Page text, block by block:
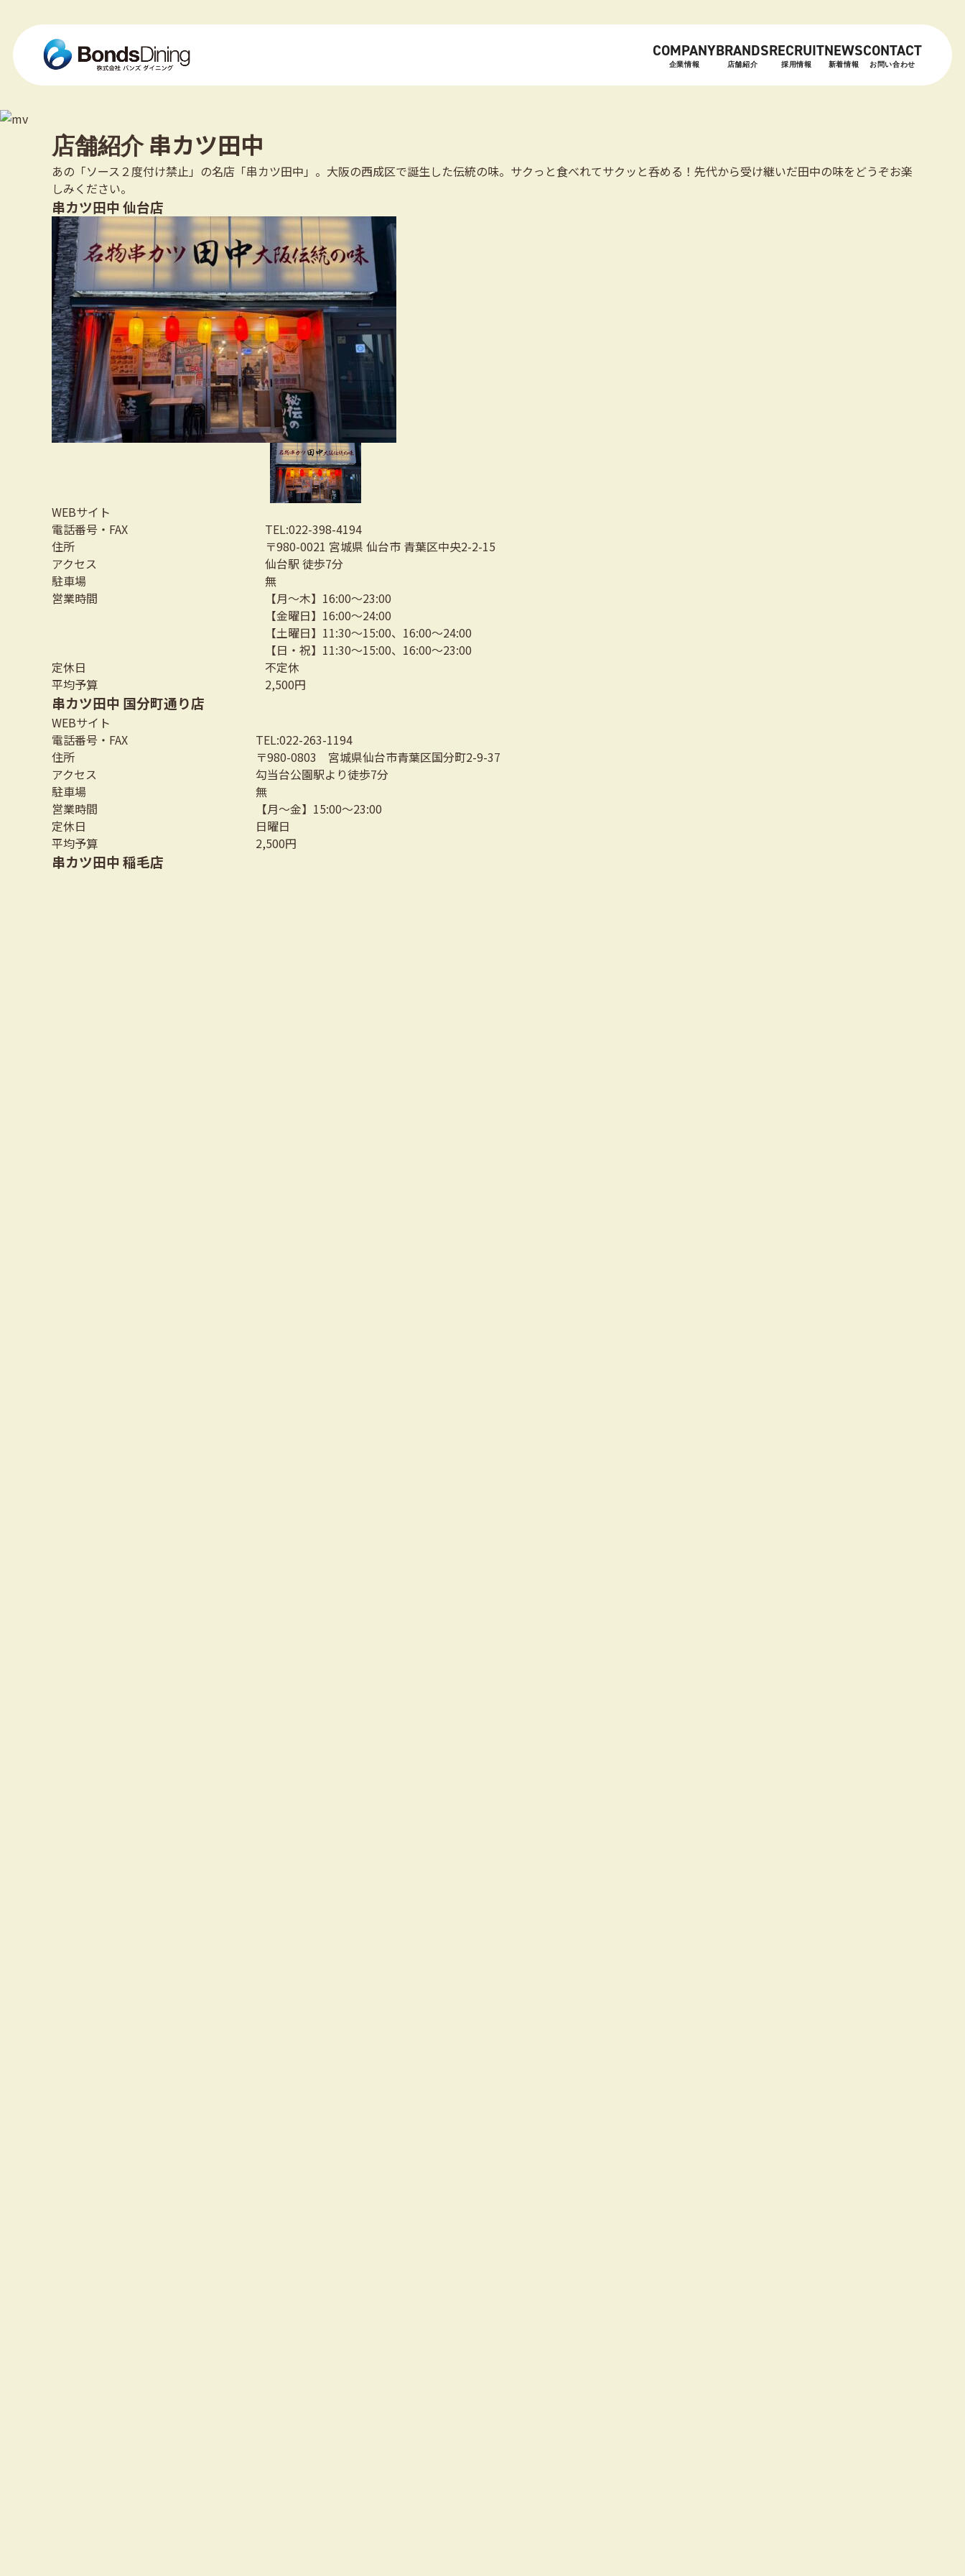
COMPANY
企業情報
BRANDS
店舗紹介
RECRUIT
採用情報
NEWS
新着情報
CONTACT
お問い合わせ
店舗紹介 串カツ田中
あの「ソース２度付け禁止」の名店「串カツ田中」。大阪の西成区で誕生した伝統の味。サクっと食べれてサクッと呑める！先代から受け継いだ田中の味をどうぞお楽
しみください。
串カツ田中 仙台店
WEBサイト
電話番号・FAX
TEL:022-398-4194
住所
〒980-0021 宮城県 仙台市 青葉区中央2-2-15
アクセス
仙台駅 徒歩7分
駐車場
無
営業時間
【月～木】16:00～23:00
【金曜日】16:00～24:00
【土曜日】11:30～15:00、16:00～24:00
【日・祝】11:30～15:00、16:00～23:00
定休日
不定休
平均予算
2,500円
串カツ田中 国分町通り店
WEBサイト
電話番号・FAX
TEL:022-263-1194
住所
〒980-0803 宮城県仙台市青葉区国分町2-9-37
アクセス
勾当台公園駅より徒歩7分
駐車場
無
営業時間
【月～金】15:00〜23:00
定休日
日曜日
平均予算
2,500円
串カツ田中 稲毛店